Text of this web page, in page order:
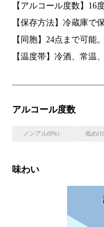
【アルコール度数】16
【保存方法】冷蔵庫で
【同胞】24点まで可能。
【温度帯】冷酒、常温
アルコール度数
ノンアル(0%） 低め
味わい